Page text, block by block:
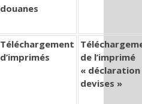
douanes
Téléchargement
d’imprimés
de l’imprimé
« déclaration
devises »